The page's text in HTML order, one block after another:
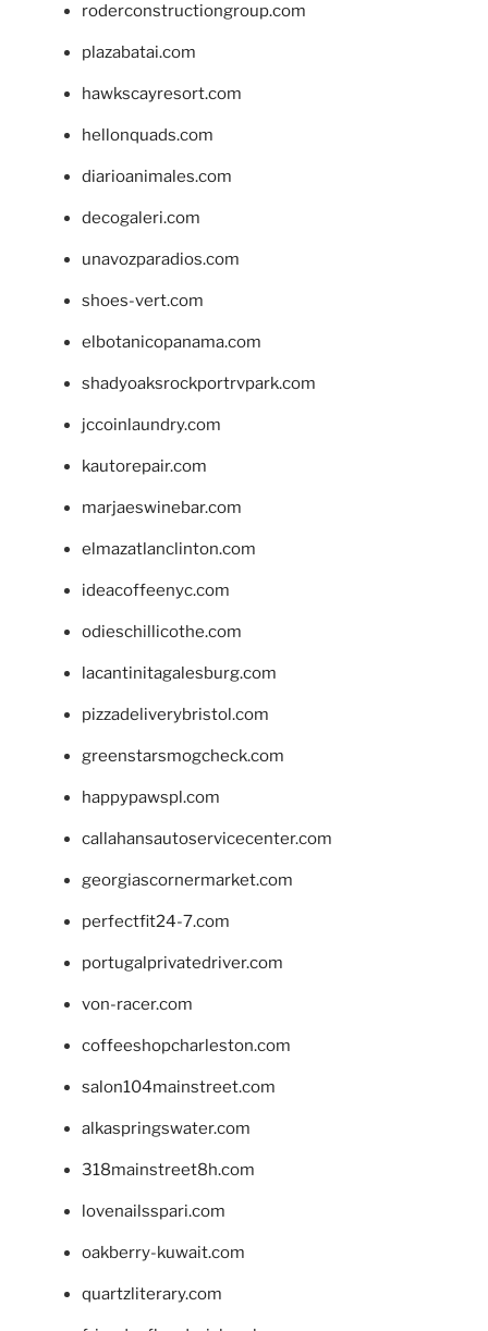
roderconstructiongroup.com
plazabatai.com
hawkscayresort.com
hellonquads.com
diarioanimales.com
decogaleri.com
unavozparadios.com
shoes-vert.com
elbotanicopanama.com
shadyoaksrockportrvpark.com
jccoinlaundry.com
kautorepair.com
marjaeswinebar.com
elmazatlanclinton.com
ideacoffeenyc.com
odieschillicothe.com
lacantinitagalesburg.com
pizzadeliverybristol.com
greenstarsmogcheck.com
happypawspl.com
callahansautoservicecenter.com
georgiascornermarket.com
perfectfit24-7.com
portugalprivatedriver.com
von-racer.com
coffeeshopcharleston.com
salon104mainstreet.com
alkaspringswater.com
318mainstreet8h.com
lovenailsspari.com
oakberry-kuwait.com
quartzliterary.com